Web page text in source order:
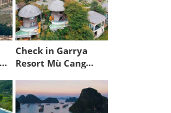
Check in Garrya
Resort Mù Cang